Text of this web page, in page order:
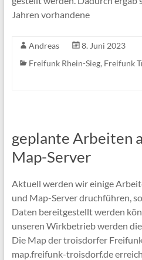
Jahren vorhandene
Andreas
8. Juni 2023
Freifunk Rhein-Sieg, Freifunk
geplante Arbeiten
Map-Server
Aktuell werden wir einige
und Map-Server druchführen,
Daten bereitgestellt werden
unseren Wirkbetrieb werden
Die Map der troisdorfer
map.freifunk-troisdorf.de